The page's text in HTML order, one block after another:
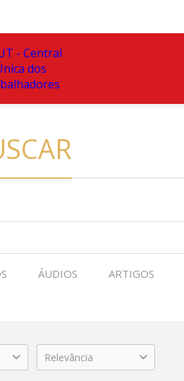
ÁUDIOS ARTIGOS
Relevância